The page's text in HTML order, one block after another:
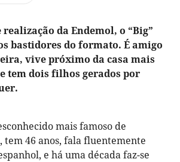
realização da Endemol, o “Big”
bastidores do formato. É amigo
vive próximo da casa mais
tem dois filhos gerados por
mais famoso de
tem 46 anos, fala fluentemente
e há uma década faz-se